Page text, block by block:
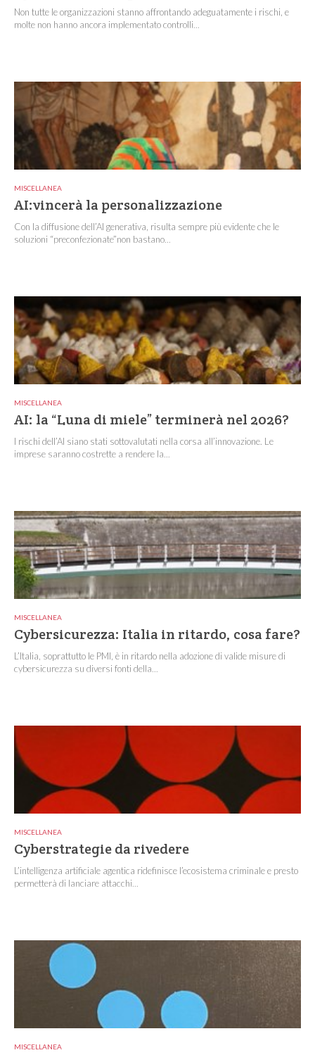
Non tutte le organizzazioni stanno affrontando adeguatamente i rischi, e
molte non hanno ancora implementato controlli...
MISCELLANEA
AI:vincerà la personalizzazione
Con la diffusione dell’AI generativa, risulta sempre più evidente che le
soluzioni “preconfezionate”non bastano...
MISCELLANEA
AI: la “Luna di miele” terminerà nel 2026?
I rischi dell’AI siano stati sottovalutati nella corsa all’innovazione. Le
imprese saranno costrette a rendere la...
MISCELLANEA
Cybersicurezza: Italia in ritardo, cosa fare?
L’Italia, soprattutto le PMI, è in ritardo nella adozione di valide misure di
cybersicurezza su diversi fonti della...
MISCELLANEA
Cyberstrategie da rivedere
L’intelligenza artificiale agentica ridefinisce l’ecosistema criminale e presto
permetterà di lanciare attacchi...
MISCELLANEA